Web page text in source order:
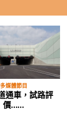
多媒體節目
通車，試路評
價……